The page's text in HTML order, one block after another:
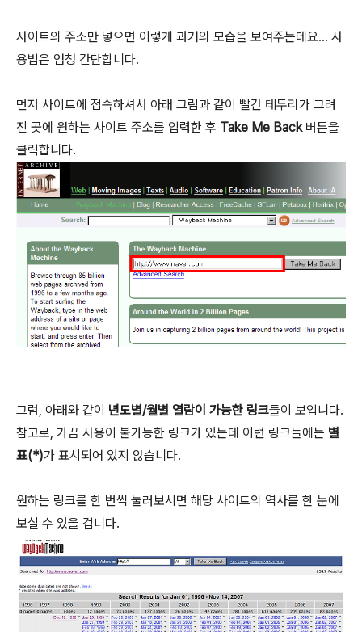
사이트의 주소만 넣으면 이렇게 과거의 모습을 보여주는데요... 사
용법은 엄청 간단합니다.
먼저 사이트에 접속하셔서 아래 그림과 같이 빨간 테두리가 그려
진 곳에 원하는 사이트 주소를 입력한 후 Take Me Back버튼을
클릭합니다.
그럼, 아래와 같이 년도별/월별 열람이 가능한 링크들이 보입니다.
참고로, 가끔 사용이 불가능한 링크가 있는데 이런 링크들에는 별
표(*)가 표시되어 있지 않습니다.
원하는 링크를 한 번씩 눌러보시면 해당 사이트의 역사를 한 눈에
보실 수 있을 겁니다.